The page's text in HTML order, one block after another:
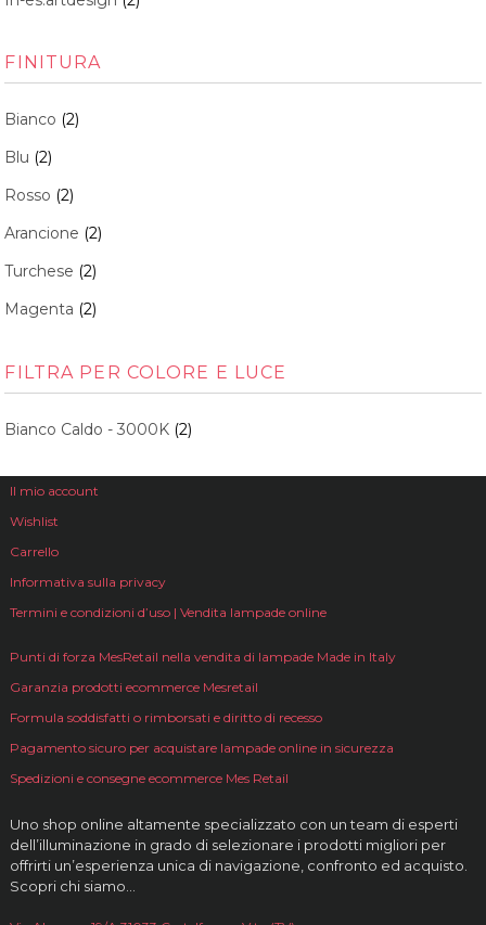
FINITURA
Bianco (2)
Blu (2)
Rosso (2)
Arancione (2)
Turchese (2)
Magenta (2)
FILTRA PER COLORE E LUCE
Bianco Caldo - 3000K (2)
Il mio account
Wishlist
Carrello
Informativa sulla privacy
Termini e condizioni d’uso | Vendita lampade online
Punti di forza MesRetail nella vendita di lampade Made in Italy
Garanzia prodotti ecommerce Mesretail
Formula soddisfatti o rimborsati e diritto di recesso
Pagamento sicuro per acquistare lampade online in sicurezza
Spedizioni e consegne ecommerce Mes Retail
Uno shop online altamente specializzato con un team di esperti
dell’illuminazione in grado di selezionare i prodotti migliori per
offrirti un’esperienza unica di navigazione, confronto ed acquisto.
Scopri chi siamo…